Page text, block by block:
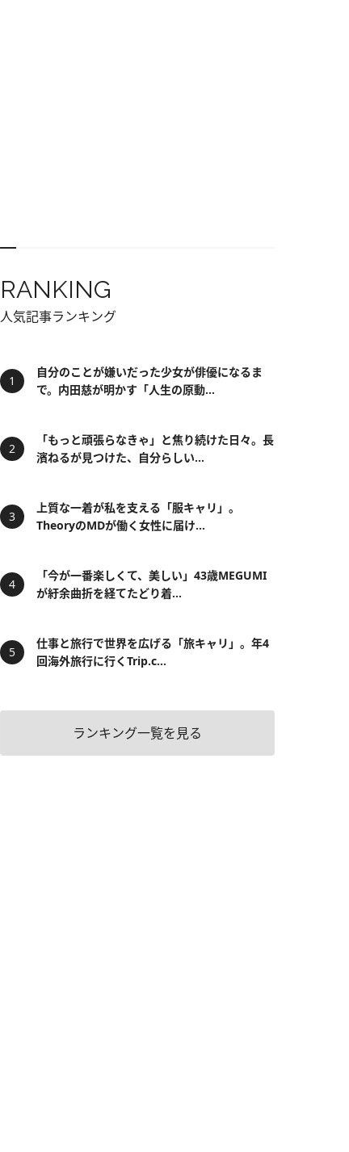
RANKING
人気記事ランキング
自分のことが嫌いだった少女が俳優になるま
で。内田慈が明かす「人生の原動...
「もっと頑張らなきゃ」と焦り続けた日々。長
濱ねるが見つけた、自分らしい...
上質な一着が私を支える「服キャリ」。
TheoryのMDが働く女性に届け...
「今が一番楽しくて、美しい」43歳MEGUMI
が紆余曲折を経てたどり着...
仕事と旅行で世界を広げる「旅キャリ」。年4
回海外旅行に行くTrip.c...
ランキング一覧を見る